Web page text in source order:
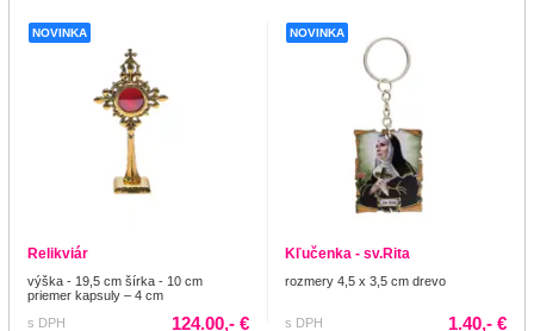
NOVINKA
Relikviár
výška - 19,5 cm šírka - 10 cm
priemer kapsuly – 4 cm
s DPH
124.00,- €
NOVINKA
Kľučenka - sv.Rita
rozmery 4,5 x 3,5 cm drevo
s DPH 1.40,- €